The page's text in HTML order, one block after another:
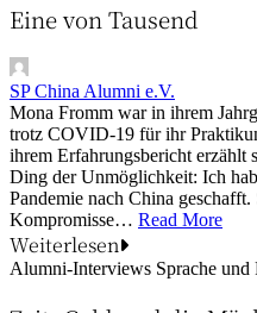
Eine von Tausend
SP China Alumni e.V.
Mona Fromm war in ihrem
trotz COVID-19 für ihr
ihrem Erfahrungsbericht erzählt
Ding der Unmöglichkeit: Ich
Pandemie nach China
Kompromisse… Read More
Weiterlesen
Alumni-Interviews Sprache